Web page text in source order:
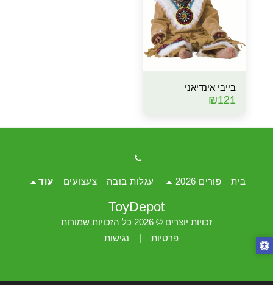
בייבי אינדיאני
₪121
ToyDepot
זכויות יוצרים © 2026 כל הזכויות שמורות
פרטיות
נגישות
בית פורים 2026 עגלות בובה צעצועים עוד